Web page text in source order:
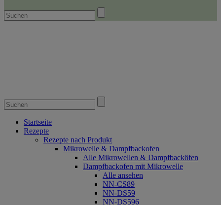
Startseite
Rezepte
Rezepte nach Produkt
Mikrowelle & Dampfbackofen
Alle Mikrowellen & Dampfbacköfen
Dampfbackofen mit Mikrowelle
Alle ansehen
NN-CS89
NN-DS59
NN-DS596